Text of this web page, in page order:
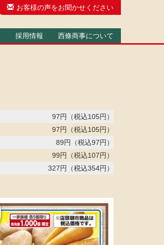
お客様の声をお聞かせください
採用情報 西條商事について
97円 （税込105円）
97円 （税込105円）
89円 （税込97円）
99円 （税込107円）
327円 （税込354円）